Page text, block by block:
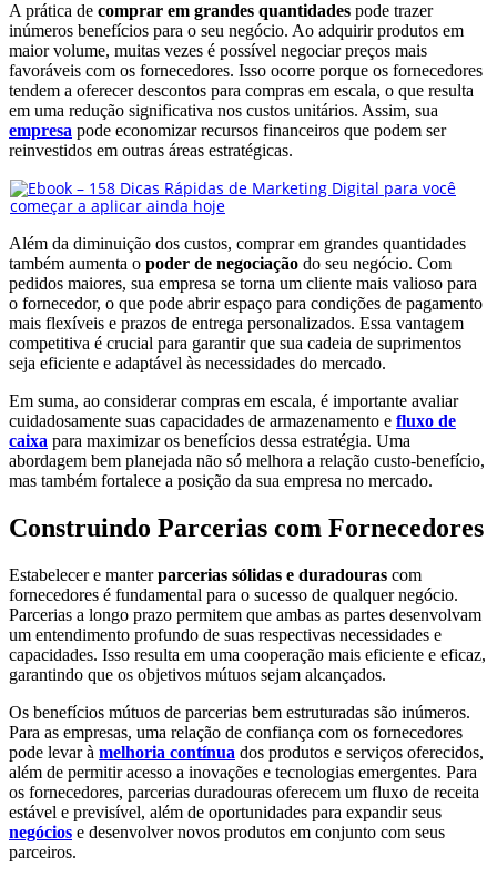
A prática de comprar em grandes quantidades pode trazer
inúmeros benefícios para o seu negócio. Ao adquirir produtos em
maior volume, muitas vezes é possível negociar preços mais
favoráveis com os fornecedores. Isso ocorre porque os fornecedores
tendem a oferecer descontos para compras em escala, o que resulta
em uma redução significativa nos custos unitários. Assim, sua
empresa pode economizar recursos financeiros que podem ser
reinvestidos em outras áreas estratégicas.
Além da diminuição dos custos, comprar em grandes quantidades
também aumenta o poder de negociação do seu negócio. Com
pedidos maiores, sua empresa se torna um cliente mais valioso para
o fornecedor, o que pode abrir espaço para condições de pagamento
mais flexíveis e prazos de entrega personalizados. Essa vantagem
competitiva é crucial para garantir que sua cadeia de suprimentos
seja eficiente e adaptável às necessidades do mercado.
Em suma, ao considerar compras em escala, é importante avaliar
cuidadosamente suas capacidades de armazenamento e fluxo de
caixa para maximizar os benefícios dessa estratégia. Uma
abordagem bem planejada não só melhora a relação custo-benefício,
mas também fortalece a posição da sua empresa no mercado.
Construindo Parcerias com Fornecedores
Estabelecer e manterparcerias sólidas e duradouras com
fornecedores é fundamental para o sucesso de qualquer negócio.
Parcerias a longo prazo permitem que ambas as partes desenvolvam
um entendimento profundo de suas respectivas necessidades e
capacidades. Isso resulta em uma cooperação mais eficiente e eficaz,
garantindo que os objetivos mútuos sejam alcançados.
Os benefícios mútuos de parcerias bem estruturadas são inúmeros.
Para as empresas, uma relação de confiança com os fornecedores
pode levar à melhoria contínua dos produtos e serviços oferecidos,
além de permitir acesso a inovações e tecnologias emergentes. Para
os fornecedores, parcerias duradouras oferecem um fluxo de receita
estável e previsível, além de oportunidades para expandir seus
negócios e desenvolver novos produtos em conjunto com seus
parceiros.